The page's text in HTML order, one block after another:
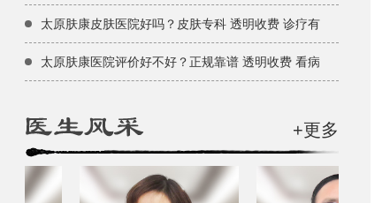
太原肤康皮肤医院好吗？皮肤专科 透明收费 诊疗有
太原肤康医院评价好不好？正规靠谱 透明收费 看病
+更多